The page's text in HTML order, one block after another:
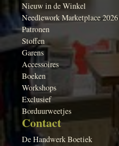
Nieuw in de Winkel
Needlework Marketplace 2026
Patronen
Stoffen
Garens
Accessoires
Boeken
Workshops
Exclusief
Borduurweetjes
Contact
De Handwerk Boetiek